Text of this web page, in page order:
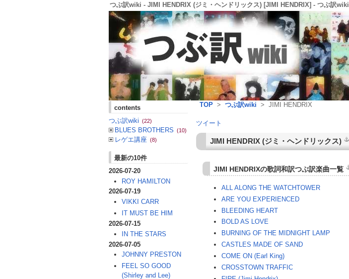
つぶ訳wiki - JIMI HENDRIX (ジミ・ヘンドリックス) [JIMI HENDRIX] - つぶ訳wiki
TOP > つぶ訳wiki > JIMI HENDRIX
ツイート
JIMI HENDRIX(ジミ・ヘンドリックス)
JIMI HENDRIXの歌詞和訳つぶ訳楽曲一覧
ALL ALONG THE WATCHTOWER
ARE YOU EXPERIENCED
BLEEDING HEART
BOLD AS LOVE
BURNING OF THE MIDNIGHT LAMP
CASTLES MADE OF SAND
COME ON (Earl King)
CROSSTOWN TRAFFIC
contents
つぶ訳wiki (22)
BLUES BROTHERS (10)
レゲエ講座 (8)
最新の10件
2026-07-20
ROY HAMILTON
2026-07-19
VIKKI CARR
IT MUST BE HIM
2026-07-15
IN THE STARS
2026-07-05
JOHNNY PRESTON
FEEL SO GOOD
(Shirley and Lee)